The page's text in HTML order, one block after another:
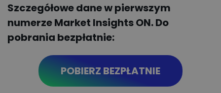
Szczegółowe dane w pierwszym
numerze Market Insights ON. Do
pobrania bezpłatnie:
POBIERZ BEZPŁATNIE